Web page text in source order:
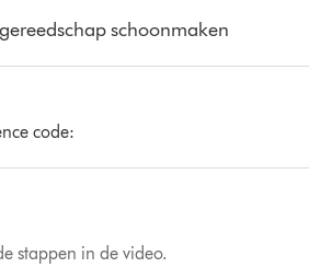
schoonmaken
code:
stappen in de video.